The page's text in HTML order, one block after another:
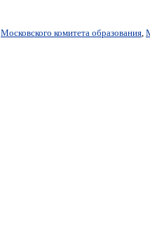
Московского комитета образования,